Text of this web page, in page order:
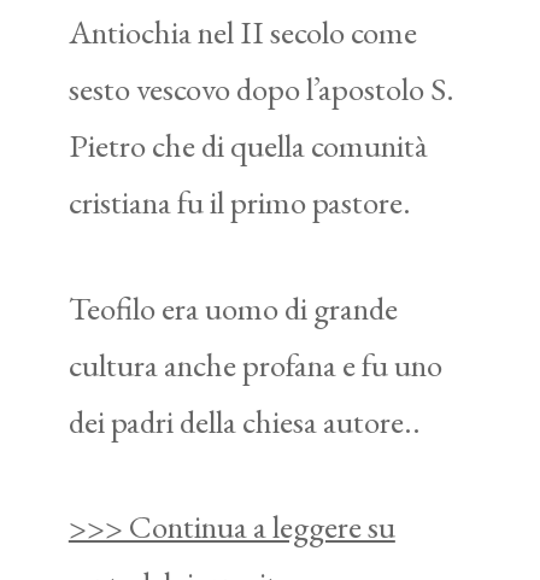
Antiochia nel II secolo come
sesto vescovo dopo l’apostolo S.
Pietro che di quella comunità
cristiana fu il primo pastore.
Teofilo era uomo di grande
cultura anche profana e fu uno
dei padri della chiesa autore..
>>> Continua a leggere su